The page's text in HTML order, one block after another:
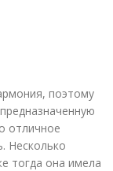
поэтому
отличное
Несколько
тогда она имела